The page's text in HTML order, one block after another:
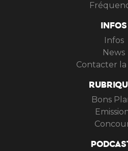
INFOS
Infos
News
Contacter
Bons